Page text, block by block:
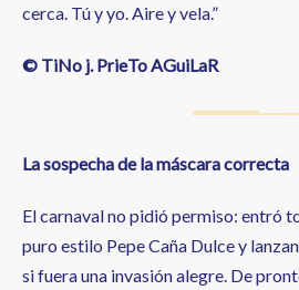
cerca. Tú y yo. Aire y vela.”
© TiNo j. PrieTo AGuiLaR
La sospecha de la máscara correcta
El carnaval no pidió permiso: entró
puro estilo Pepe Caña Dulce y
si fuera una invasión alegre. De